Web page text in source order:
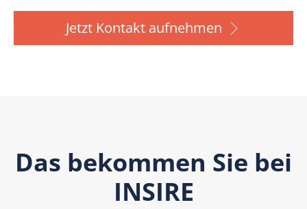
Jetzt Kontakt aufnehmen
Das bekommen Sie bei
INSIRE